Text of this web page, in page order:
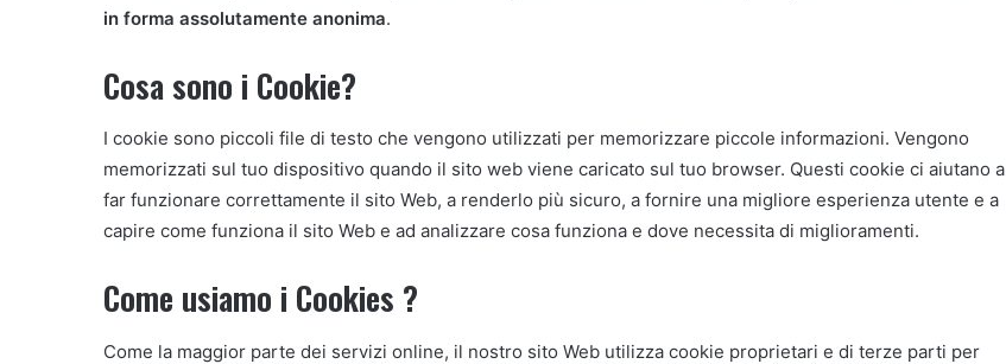
in forma assolutamente anonima.
Cosa sono i Cookie?
I cookie sono piccoli file di testo che vengono utilizzati per memorizzare piccole informazioni. Vengono
memorizzati sul tuo dispositivo quando il sito web viene caricato sul tuo browser. Questi cookie ci aiutano a
far funzionare correttamente il sito Web, a renderlo più sicuro, a fornire una migliore esperienza utente e a
capire come funziona il sito Web e ad analizzare cosa funziona e dove necessita di miglioramenti.
Come usiamo i Cookies ?
Come la maggior parte dei servizi online, il nostro sito Web utilizza cookie proprietari e di terze parti per